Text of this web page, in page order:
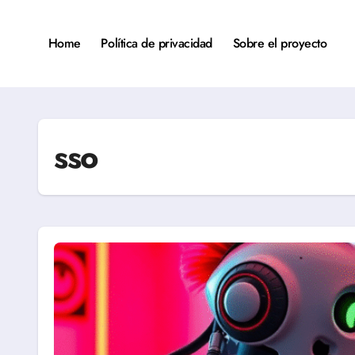
contenidoHome Política de privacidad Sobre el proyecto
sso